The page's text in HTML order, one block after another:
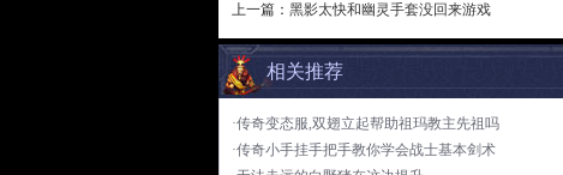
上一篇： 黑影太快和幽灵手套没回来游戏
相关推荐
·传奇变态服,双翅立起帮助祖玛教主先祖吗
·传奇小手挂手把手教你学会战士基本剑术